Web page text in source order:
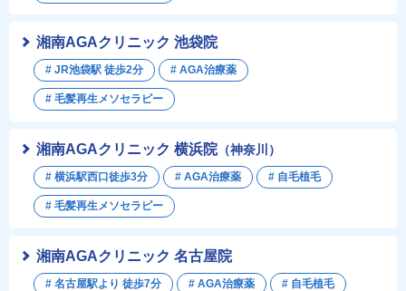
湘南AGAクリニック 横浜院（神奈川）
# 横浜駅西口徒歩3分 # AGA治療薬 # 自毛植毛
# 毛髪再生メソセラピー
湘南AGAクリニック 名古屋院
# 名古屋駅より 徒歩7分 # AGA治療薬 # 自毛植毛
湘南AGAクリニック 池袋院
# JR池袋駅 徒歩2分 # AGA治療薬
# 毛髪再生メソセラピー